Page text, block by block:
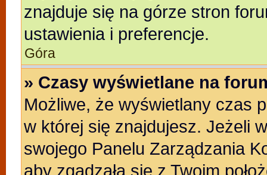
znajduje się na górze stron
ustawienia i preferencje.
Góra
» Czasy wyświetlane na
Możliwe, że wyświetlany czas
w której się znajdujesz. Jeżeli
swojego Panelu Zarządzania
aby zgadzała się z Twoim